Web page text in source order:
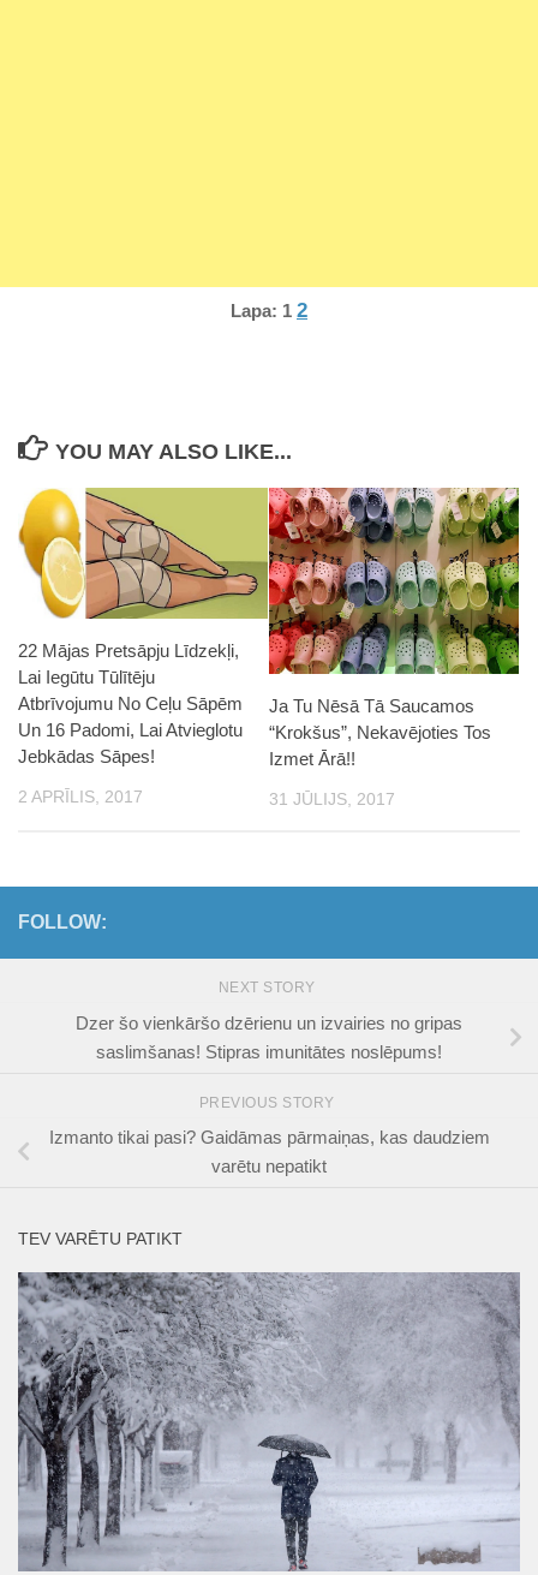
Lapa: 1 2
YOU MAY ALSO LIKE...
22 Mājas Pretsāpju Līdzekļi,
Lai Iegūtu Tūlītēju
Atbrīvojumu No Ceļu Sāpēm
Un 16 Padomi, Lai Atvieglotu
Jebkādas Sāpes!
2 APRĪLIS, 2017
Ja Tu Nēsā Tā Saucamos
“Krokšus”, Nekavējoties Tos
Izmet Ārā!!
31 JŪLIJS, 2017
FOLLOW:
NEXT STORY
Dzer šo vienkāršo dzērienu un izvairies no gripas
saslimšanas! Stipras imunitātes noslēpums!
PREVIOUS STORY
Izmanto tikai pasi? Gaidāmas pārmaiņas, kas daudziem
varētu nepatikt
TEV VARĒTU PATIKT